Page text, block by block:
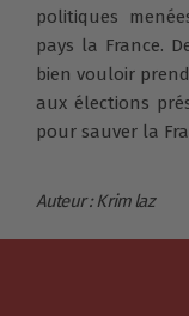
politiques
pays la France.
bien vouloir
aux élections
pour sauver la
Auteur : Krim laz